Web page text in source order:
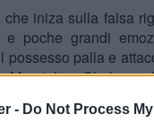
- Do Not Process
che iniza sulla falsa
e poche grandi
possesso palla e
Mourinho. Chelsea
con Hazard, molto
che al volo